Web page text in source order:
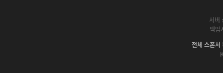
서버
백업
전체 스폰서